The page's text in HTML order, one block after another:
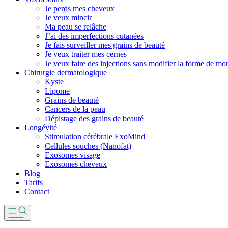
Je perds mes cheveux
Je veux mincir
Ma peau se relâche
J’ai des imperfections cutanées
Je fais surveiller mes grains de beauté
Je veux traiter mes cernes
Je veux faire des injections sans modifier la forme de
Chirurgie dermatologique
Kyste
Lipome
Grains de beauté
Cancers de la peau
Dépistage des grains de beauté
Longévité
Stimulation cérébrale ExoMind
Cellules souches (Nanofat)
Exosomes visage
Exosomes cheveux
Blog
Tarifs
Contact